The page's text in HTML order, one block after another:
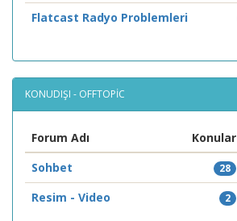
Flatcast Radyo Problemleri
KONUDIŞI - OFFTOPIC
Forum Adı Konular
Sohbet
28
Resim - Video 2